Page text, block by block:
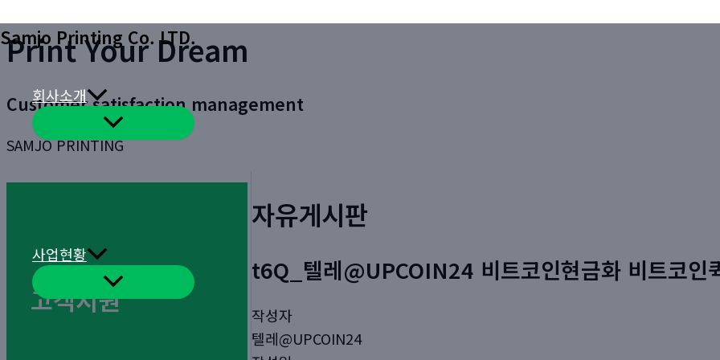
텐
츠
건
뛰
기
Samjo Printing Co. LTD.
회사소개
메
뉴
토
글
사업현황
메
뉴
토
글
Print Your Dream
Customer satisfaction management
SAMJO PRINTING
고객지원
자유게시판
t6Q_텔레@UPCOIN24 비트코인현금화 비트코인
작성자
텔레@UPCOIN24